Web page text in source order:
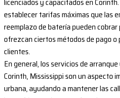
establecer tarifas máximas que las
reemplazo de batería pueden
ofrezcan ciertos métodos de pago o
clientes.
En general, los servicios de
Corinth, Mississippi son un aspecto
urbana, ayudando a mantener las